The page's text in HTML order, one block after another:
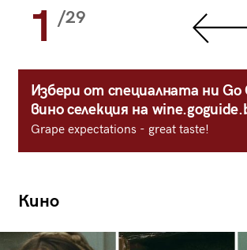
1 /29
Избери от специалната ни Go
вино селекция на
Grape expectations - great taste!
Кино